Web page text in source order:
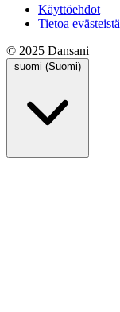
Käyttöehdot
Tietoa evästeistä
© 2025 Dansani
suomi (Suomi)